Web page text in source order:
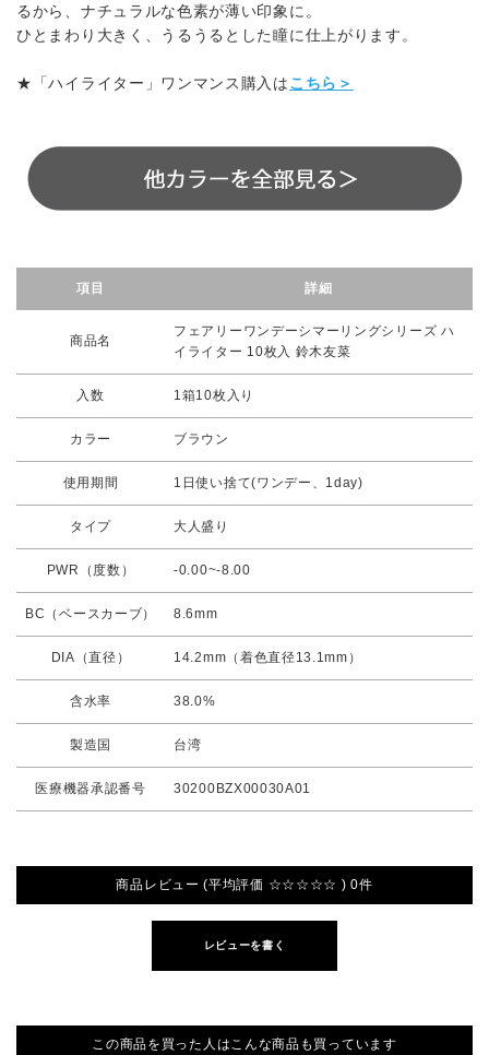
るから、ナチュラルな色素が薄い印象に。
ひとまわり大きく、うるうるとした瞳に仕上がります。
★「ハイライター」ワンマンス購入はこちら＞
項目 詳細
商品名
フェアリーワンデーシマーリングシリーズ ハ
イライター 10枚入 鈴木友菜
入数 1箱10枚入り
カラー ブラウン
使用期間 1日使い捨て(ワンデー、1day)
タイプ 大人盛り
PWR（度数） -0.00~-8.00
BC（ベースカーブ） 8.6mm
DIA（直径） 14.2mm（着色直径13.1mm）
含水率 38.0%
製造国 台湾
医療機器承認番号 30200BZX00030A01
商品レビュー (平均評価 ☆☆☆☆☆ ) 0件
レビューを書く
この商品を買った人はこんな商品も買っています